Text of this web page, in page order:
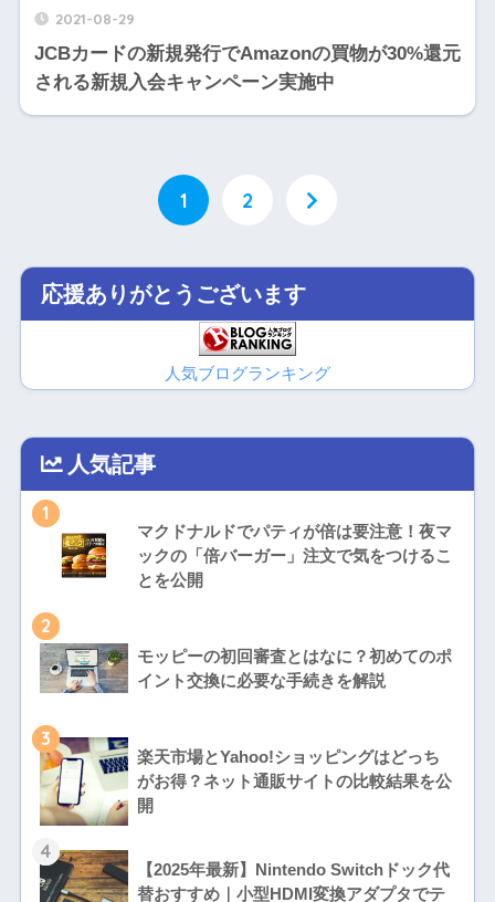
2021-08-29
JCBカードの新規発行でAmazonの買物が30%還元
される新規入会キャンペーン実施中
1 2
応援ありがとうございます
人気ブログランキング
人気記事
1
マクドナルドでパティが倍は要注意！夜マ
ックの「倍バーガー」注文で気をつけるこ
とを公開
2
モッピーの初回審査とはなに？初めてのポ
イント交換に必要な手続きを解説
3
楽天市場とYahoo!ショッピングはどっち
がお得？ネット通販サイトの比較結果を公
開
4
【2025年最新】Nintendo Switchドック代
替おすすめ｜小型HDMI変換アダプタでテ